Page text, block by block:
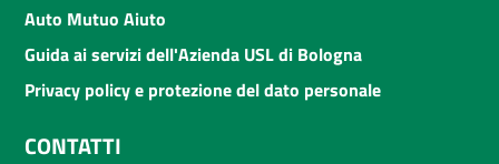
Auto Mutuo Aiuto
Guida ai servizi dell'Azienda USL di Bologna
Privacy policy e protezione del dato personale
CONTATTI